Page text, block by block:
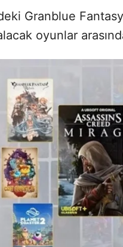
Granblue
oyunlar